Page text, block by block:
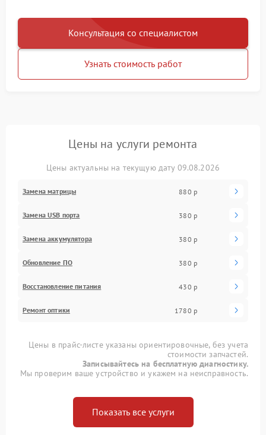
Консультация со специалистом
Узнать стоимость работ
Цены на услуги ремонта
Цены актуальны на текущую дату 09.08.2026
Замена матрицы 880 р
Замена USB порта 380 р
Замена аккумулятора 380 р
Обновление ПО 380 р
Восстановление питания 430 р
Ремонт оптики 1780 р
Цены в прайс-листе указаны ориентировочные, без учета
стоимости запчастей.
Записывайтесь на бесплатную диагностику.
Мы проверим ваше устройство и укажем на неисправность.
Показать все услуги